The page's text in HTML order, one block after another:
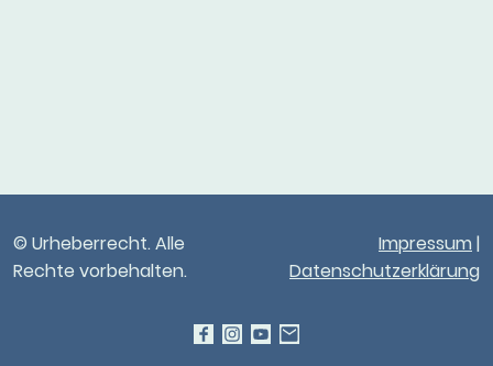
© Urheberrecht. Alle
Rechte vorbehalten.
Impressum |
Datenschutzerklärung